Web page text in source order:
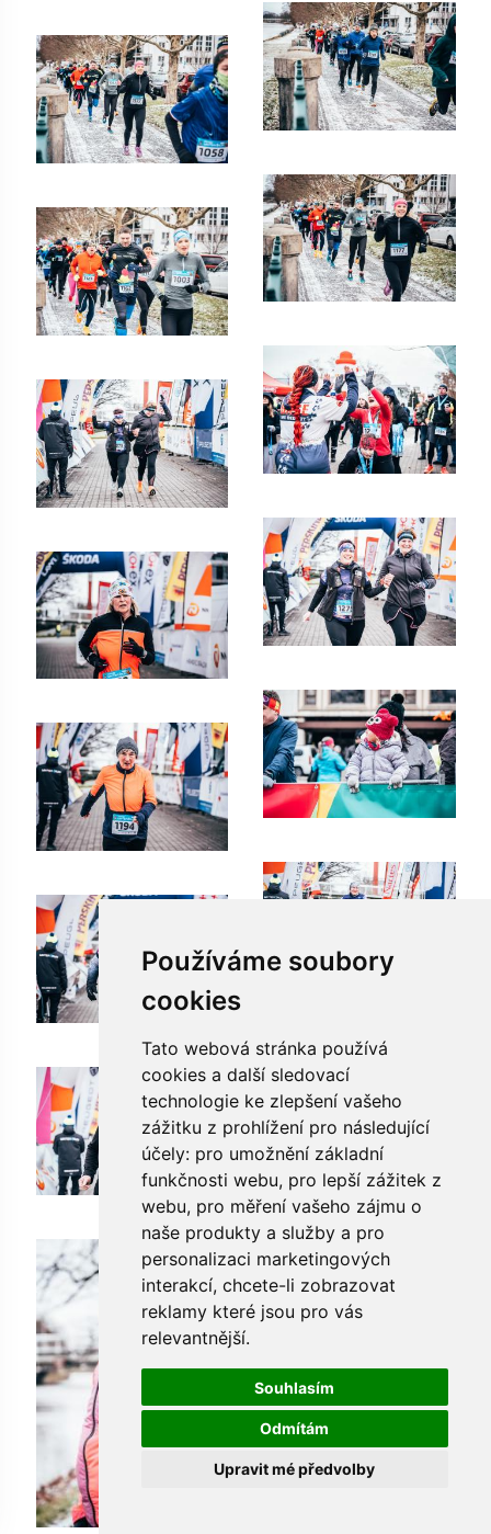
Používáme soubory
cookies
Tato webová stránka používá
cookies a další sledovací
technologie ke zlepšení vašeho
zážitku z prohlížení pro následující
účely: pro umožnění základní
funkčnosti webu, pro lepší zážitek z
webu, pro měření vašeho zájmu o
naše produkty a služby a pro
personalizaci marketingových
interakcí, chcete-li zobrazovat
reklamy které jsou pro vás
relevantnější.
Souhlasím
Odmítám
Upravit mé předvolby